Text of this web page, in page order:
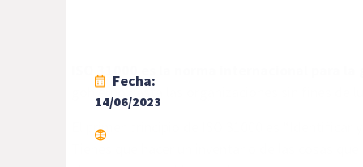
Fecha:
14/06/2023
ISO 31000 es la norma internacional para
gobierno hasta las organizaciones sin fines de
El primer principio de ISO 31000 es